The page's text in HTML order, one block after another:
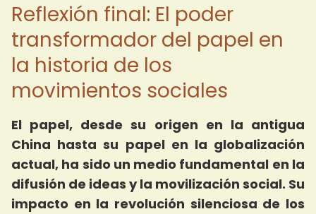
Reflexión final: El poder
transformador del papel en
la historia de los
movimientos sociales
El papel, desde su origen en la antigua
China hasta su papel en la globalización
actual, ha sido un medio fundamental en la
difusión de ideas y la movilización social. Su
impacto en la revolución silenciosa de los